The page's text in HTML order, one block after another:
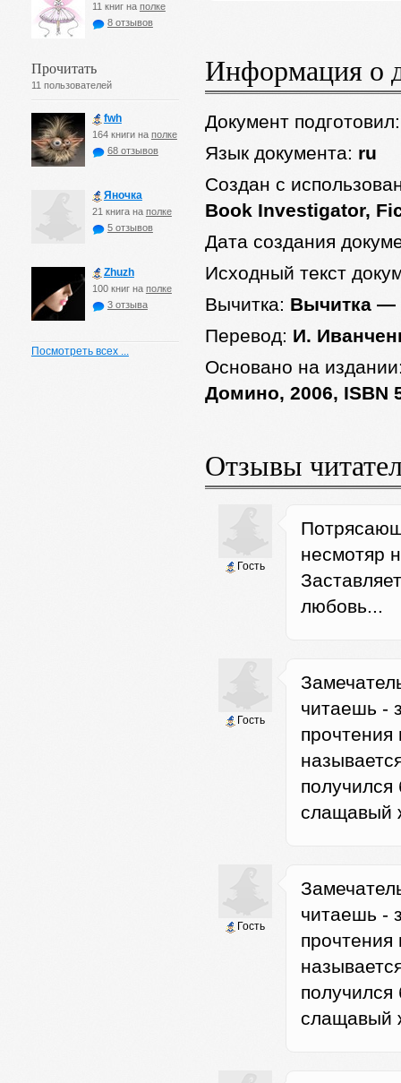
11 книг на полке
8 отзывов
Прочитать
11 пользователей
fwh
164 книги на полке
68 отзывов
Яночка
21 книга на полке
5 отзывов
Zhuzh
100 книг на полке
3 отзыва
Посмотреть всех ...
Информация о
Документ
Язык документа: ru
Создан с
Book Investigator,
Дата создания
Исходный текст
Вычитка: Вычитка —
Перевод: И.
Основано на
Домино, 2006, ISBN
Отзывы
Гость
несмотяр
любовь...
Гость
читаешь -
получился
слащавый
Гость
читаешь -
получился
слащавый